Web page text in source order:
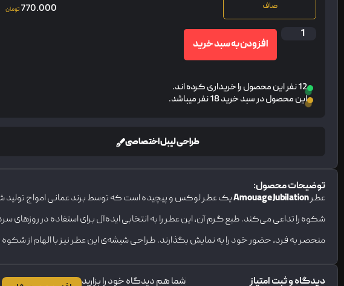
صاف 770.000 تومان
افزودن به سبد خرید
12 نفر این محصول را خریداری کرده اند.
این محصول در سبد خرید 18 نفر میباشد.
طراحی لیبل اختصاصی
توضیحات محصول:
عطرAmouage Jubilationیک عطر لوکس و پیچیده است که توسط برند عمانی امواج تولید
شکوه را تداعی می‌کند. طبع گرم آن، این عطر را به انتخابی ایده‌آل برای استفاده در
منحصر به فرد، حضور خود را به نمایش بگذارند. طراحی شیشه‌ی این عطر نیز با الهام از
دیدگاه و ثبت امتیاز شما هم دیدگاه خود را بزارید